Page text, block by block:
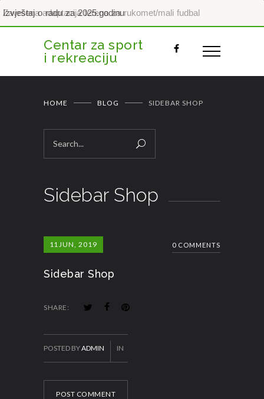
Završena adaptacija terena za rukomet/mali fudbal
Izvještaj o radu za 2025.godinu
Centar za sport
i rekreaciju
HOME BLOG SIDEBAR SHOP
Sidebar Shop
11 JUN, 2019 0 COMMENTS
Sidebar Shop
SHARE:
POST COMMENT
POSTED BYADMIN IN